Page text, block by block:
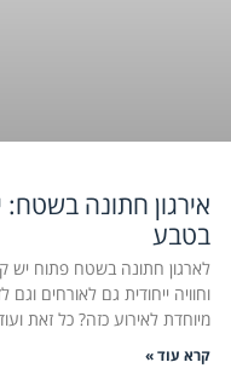
אירגון חתונה בשטח:
בטבע
לארגון חתונה בשטח פתוח יש
וחוויה ייחודית גם לאורחים וגם
מיוחדת לאירוע כזה? כל זאת
קרא עוד »